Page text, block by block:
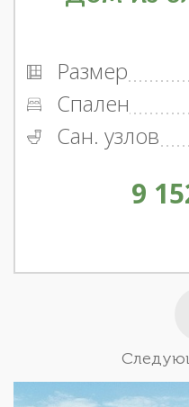
Размер
Спален
Сан. узлов
9